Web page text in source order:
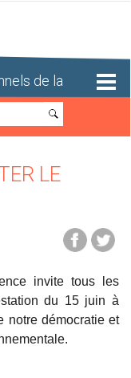
de la
Recherche
LE
invite tous les
du 15 juin à
notre démocratie et